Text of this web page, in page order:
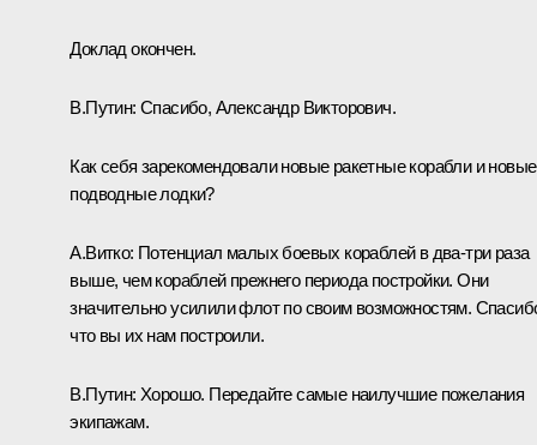
Доклад окончен.
В.Путин: Спасибо, Александр Викторович.
Как себя зарекомендовали новые ракетные корабли и новые
подводные лодки?
А.Витко: Потенциал малых боевых кораблей в два-три раза
выше, чем кораблей прежнего периода постройки. Они
значительно усилили флот по своим возможностям.
что вы их нам построили.
В.Путин: Хорошо. Передайте самые наилучшие пожелания
экипажам.